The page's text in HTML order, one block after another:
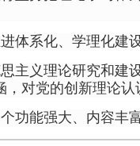
体系化、学理化建
主义理论研究和建
，对党的创新理论认
个功能强大、内容